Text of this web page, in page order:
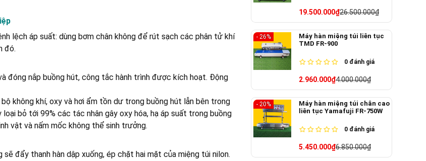
lệch áp suất: dùng bơm chân không để rút sạch các phân tử khí
đó.
đóng nắp buồng hút, công tắc hành trình được kích hoạt. Động
không khí, oxy và hơi ẩm tồn dư trong buồng hút lẫn bên trong
bỏ tới 99% các tác nhân gây oxy hóa, hạ áp suất trong buồng
vật và nấm mốc không thể sinh trưởng.
đẩy thanh hàn dập xuống, ép chặt hai mặt của miệng túi nilon.
19.500.000₫26.500.000₫
- 26%
Máy hàn miệng túi liên tục
TMD FR-900
0 đánh giá
2.960.000₫4.000.000₫
- 20%
Máy hàn miệng túi chân cao
liên tục Yamafuji FR-750W
0 đánh giá
5.450.000₫6.850.000₫